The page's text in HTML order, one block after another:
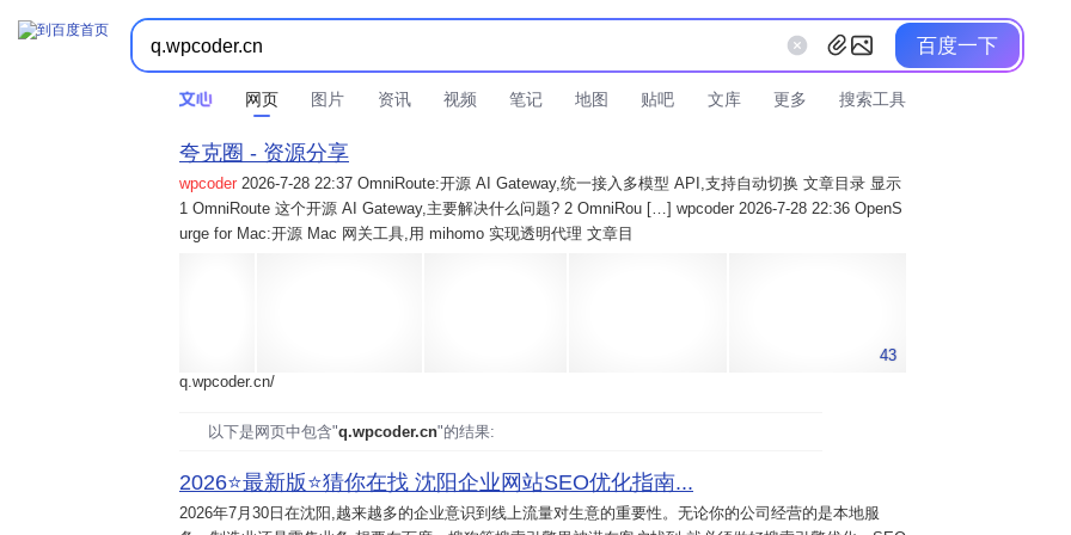
百度一下
网页 图片 资讯 视频 笔记 地图 贴吧 文库 更多 搜索工具
夸克圈 - 资源分享
wpcoder 2026-7-28 22:37 OmniRoute:开源 AI Gateway,统一接入多模型 API,支持自动切换 文章目录 显示
1 OmniRoute 这个开源 AI Gateway,主要解决什么问题? 2 OmniRou […] wpcoder 2026-7-28 22:36 OpenS
urge for Mac:开源 Mac 网关工具,用 mihomo 实现透明代理 文章目
43
q.wpcoder.cn/
以下是网页中包含"q.wpcoder.cn"的结果:
2026⭐️最新版⭐️猜你在找 沈阳企业网站SEO优化指南...
2026年7月30日在沈阳,越来越多的企业意识到线上流量对生意的重要性。无论你的公司经营的是本地服